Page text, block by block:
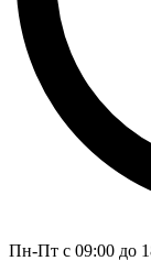
Пн-Пт с 09:00 до